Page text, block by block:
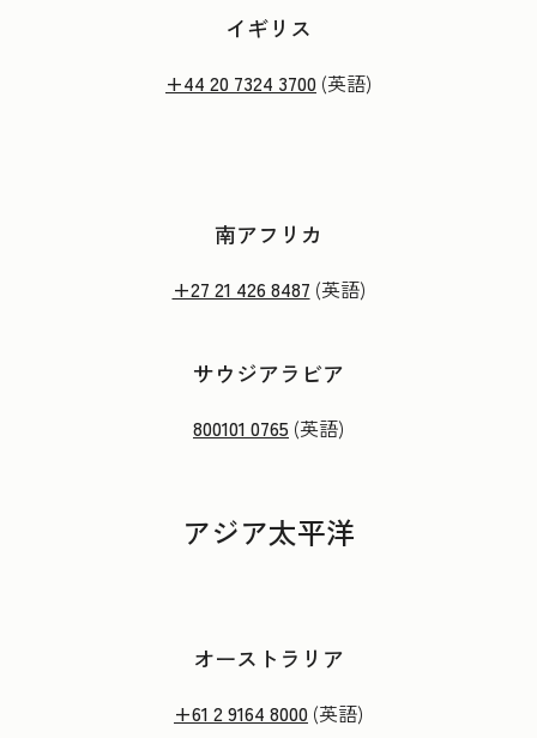
イギリス
+44 20 7324 3700 (英語)
南アフリカ
+27 21 426 8487 (英語)
サウジアラビア
800101 0765 (英語)
アジア太平洋
オーストラリア
+61 2 9164 8000 (英語)